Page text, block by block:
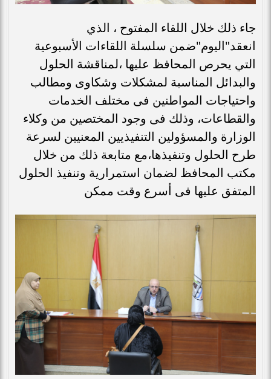
جاء ذلك خلال اللقاء المفتوح ، الذي
انعقد"اليوم"ضمن سلسلة اللقاءات الأسبوعية
التي يحرص المحافظ عليها ،لمناقشة الحلول
والبدائل المناسبة لمشكلات وشكاوى ومطالب
واحتياجات المواطنين فى مختلف الخدمات
والقطاعات، وذلك فى وجود المختصين من وكلاء
الوزارة والمسؤولين التنفيذيين المعنيين لسرعة
طرح الحلول وتنفيذها،مع متابعة ذلك من خلال
مكتب المحافظ لضمان استمرارية وتنفيذ الحلول
المتفق عليها فى أسرع وقت ممكن